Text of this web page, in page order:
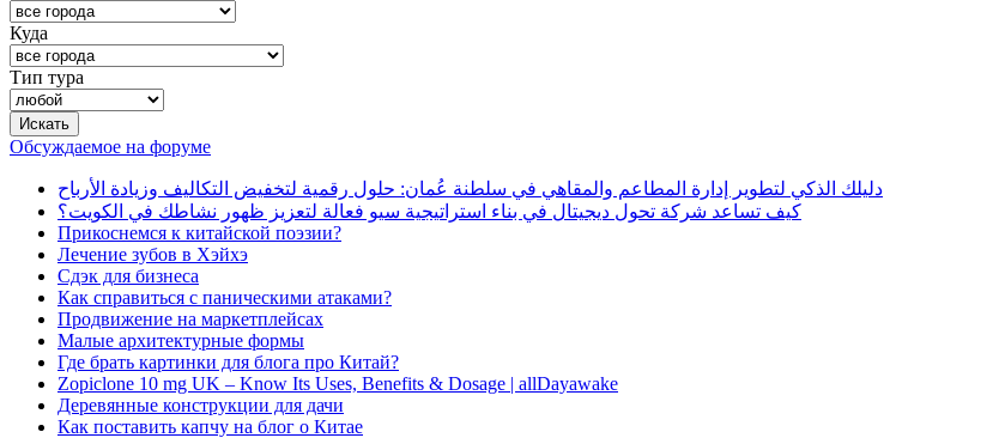
Куда
Тип тура
Обсуждаемое на форуме
دليلك الذكي لتطوير إدارة المطاعم والمقاهي في سلطنة عُمان: حلول رقمية لتخفيض التكاليف وزيادة الأرباح
كيف تساعد شركة تحول ديجيتال في بناء استراتيجية سيو فعالة لتعزيز ظهور نشاطك في الكويت؟
Прикоснемся к китайской поэзии?
Лечение зубов в Хэйхэ
Сдэк для бизнеса
Как справиться с паническими атаками?
Продвижение на маркетплейсах
Малые архитектурные формы
Где брать картинки для блога про Китай?
Zopiclone 10 mg UK – Know Its Uses, Benefits & Dosage | allDayawake
Деревянные конструкции для дачи
Как поставить капчу на блог о Китае